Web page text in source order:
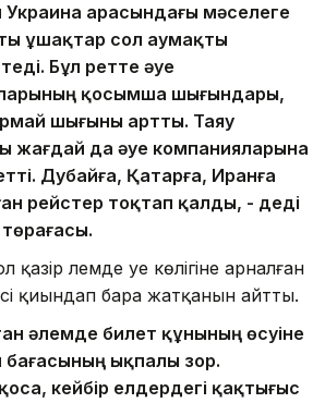
Украина арасындағы мәселеге
ұшақтар сол аумақты
Бұл ретте әуе
қосымша шығындары,
шығыны артты. Таяу
жағдай да әуе компанияларына
Дубайға, Қатарға, Иранға
рейстер тоқтап қалды, - деді
әлемде әуе көлігіне арналған
қиындап бара жатқанын айтты.
әлемде билет құнының өсуіне
ықпалы зор.
кейбір елдердегі қақтығыс